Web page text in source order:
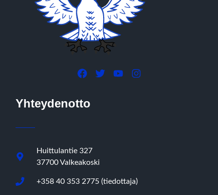
Yhteydenotto
Huittulantie 327
37700 Valkeakoski
+358 40 353 2775 (tiedottaja)